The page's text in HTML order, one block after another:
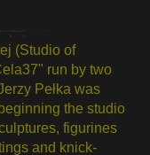
(Studio of
run by two
Pełka was
the studio
figurines
and knick-